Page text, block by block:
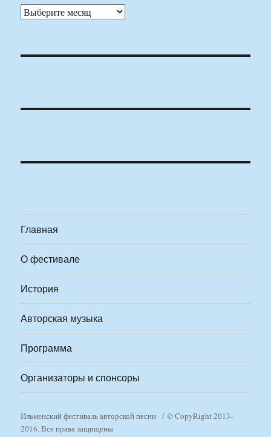
Архивы
Главная
О фестивале
История
Авторская музыка
Программа
Организаторы и спонсоры
Ильменский фестиваль авторской песни
© CopyRight 2013-
2016. Все права защищены